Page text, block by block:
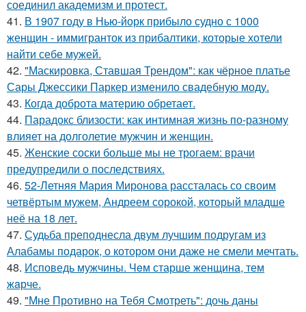
соединил академизм и протест.
41. В 1907 году в Нью-йорк прибыло судно с 1000
женщин - иммигранток из прибалтики, которые хотели
найти себе мужей.
42. "Маскировка, Ставшая Трендом": как чёрное платье
Сары Джессики Паркер изменило свадебную моду.
43. Когда доброта материю обретает.
44. Парадокс близости: как интимная жизнь по-разному
влияет на долголетие мужчин и женщин.
45. Женские соски больше мы не трогаем: врачи
предупредили о последствиях.
46. 52-Летняя Мария Миронова рассталась со своим
четвёртым мужем, Андреем сорокой, который младше
неё на 18 лет.
47. Судьба преподнесла двум лучшим подругам из
Алабамы подарок, о котором они даже не смели мечтать.
48. Исповедь мужчины. Чeм старше женщина, тем
жaрче.
49. "Мне Противно на Тебя Смотреть": дочь даны